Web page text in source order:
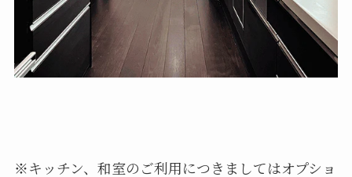
※キッチン、和室のご利用につきましてはオプショ